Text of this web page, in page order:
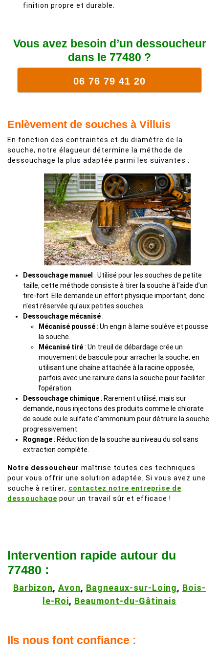
finition propre et durable.
Vous avez besoin d’un dessoucheur
dans le 77480 ?
06 76 79 41 20
Enlèvement de souches à Villuis
En fonction des contraintes et du diamètre de la
souche, notre élagueur détermine la méthode de
dessouchage la plus adaptée parmi les suivantes :
Dessouchage manuel : Utilisé pour les souches de petite
taille, cette méthode consiste à tirer la souche à l’aide d’un
tire-fort. Elle demande un effort physique important, donc
n'est réservée qu'aux petites souches.
Dessouchage mécanisé:
Mécanisé poussé: Un engin à lame soulève et pousse
la souche.
Mécanisé tiré: Un treuil de débardage crée un
mouvement de bascule pour arracher la souche, en
utilisant une chaîne attachée à la racine opposée,
parfois avec une rainure dans la souche pour faciliter
l’opération.
Dessouchage chimique: Rarement utilisé, mais sur
demande, nous injectons des produits comme le chlorate
de soude ou le sulfate d’ammonium pour détruire la souche
progressivement.
Rognage: Réduction de la souche au niveau du sol sans
extraction complète.
Notre dessoucheur maîtrise toutes ces techniques
pour vous offrir une solution adaptée. Si vous avez une
souche à retirer, contactez notre entreprise de
dessouchage pour un travail sûr et efficace !
Intervention rapide autour du
77480 :
Barbizon, Avon, Bagneaux-sur-Loing, Bois-
le-Roi, Beaumont-du-Gâtinais
Ils nous font confiance :